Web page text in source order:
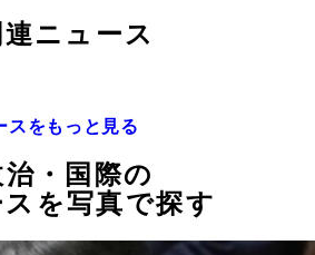
連ニュース
スをもっと見る
治・国際の
を写真で探す